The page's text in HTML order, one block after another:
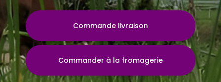
Commande livraison
Commander à la fromagerie